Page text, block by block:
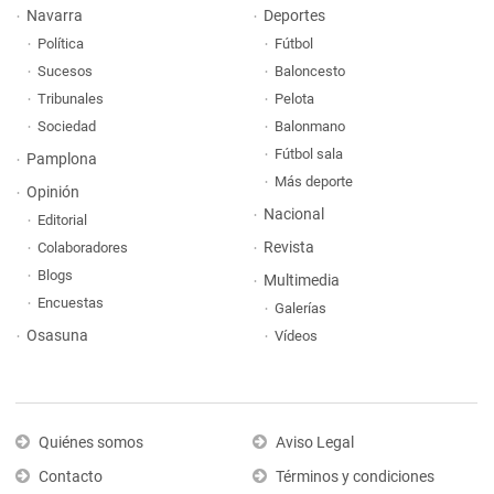
Navarra
Política
Sucesos
Tribunales
Sociedad
Pamplona
Opinión
Editorial
Colaboradores
Blogs
Encuestas
Osasuna
Deportes
Fútbol
Baloncesto
Pelota
Balonmano
Fútbol sala
Más deporte
Nacional
Revista
Multimedia
Galerías
Vídeos
Quiénes somos
Contacto
Aviso Legal
Términos y condiciones